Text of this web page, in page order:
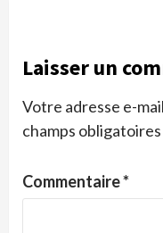
Laisser un
Votre adresse e-
champs
Commentaire*